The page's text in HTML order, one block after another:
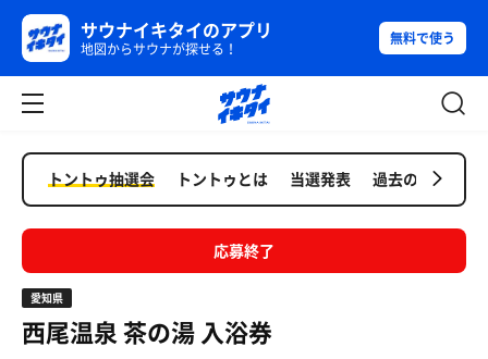
サウナイキタイのアプリ
地図からサウナが探せる！
無料で使う
トントゥ抽選会 トントゥとは 当選発表 過去の抽選会
応募終了
愛知県
西尾温泉 茶の湯入浴券